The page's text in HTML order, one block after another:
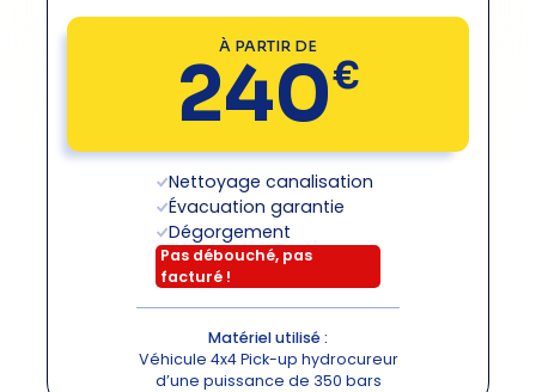
À PARTIR DE
240€
Nettoyage canalisation
Évacuation garantie
Dégorgement
Pas débouché, pas
facturé !
Matériel utilisé :
Véhicule 4x4 Pick-up hydrocureur
d’une puissance de 350 bars